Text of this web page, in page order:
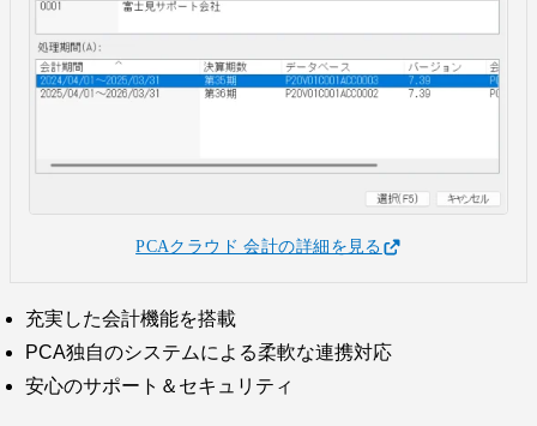
PCAクラウド 会計の詳細を見る
充実した会計機能を搭載
PCA独自のシステムによる柔軟な連携対応
安心のサポート＆セキュリティ